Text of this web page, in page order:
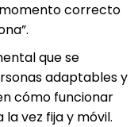
correcto
que se
adaptables y
cómo funcionar
vez fija y móvil.